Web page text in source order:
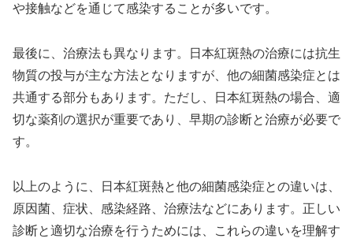
や接触などを通じて感染することが多いです。
最後に、治療法も異なります。日本紅斑熱の治療には抗生
物質の投与が主な方法となりますが、他の細菌感染症とは
共通する部分もあります。ただし、日本紅斑熱の場合、適
切な薬剤の選択が重要であり、早期の診断と治療が必要で
す。
以上のように、日本紅斑熱と他の細菌感染症との違いは、
原因菌、症状、感染経路、治療法などにあります。正しい
診断と適切な治療を行うためには、これらの違いを理解す